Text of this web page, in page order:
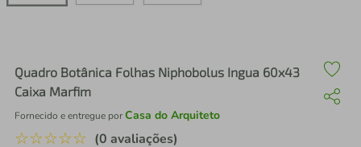
Quadro Botânica Folhas Niphobolus Ingua 60x43
Caixa Marfim
Fornecido e entregue porCasa do Arquiteto
☆☆☆☆☆ (0 avaliações)